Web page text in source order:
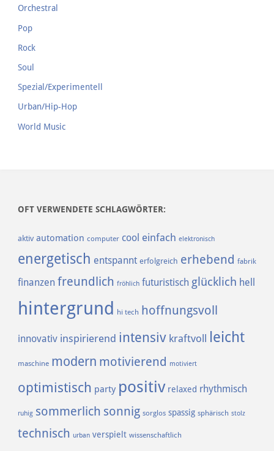
Orchestral
Pop
Rock
Soul
Spezial/Experimentell
Urban/Hip-Hop
World Music
OFT VERWENDETE SCHLAGWÖRTER:
aktiv automation computer cool einfach elektronisch
energetisch entspannt erfolgreich erhebend fabrik
finanzen freundlich fröhlich futuristisch glücklich hell
hintergrund hi tech hoffnungsvoll
innovativ inspirierend intensiv kraftvoll leicht
maschine modern motivierend motiviert
optimistisch party positiv relaxed rhythmisch
ruhig sommerlich sonnig sorglos spassig sphärisch stolz
technisch urban verspielt wissenschaftlich